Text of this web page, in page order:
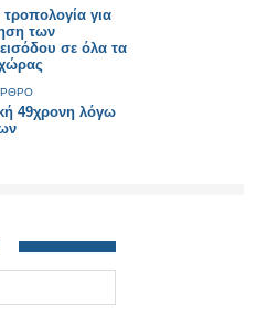
τροπολογία για
των
εισόδου σε όλα τα
49χρονη λόγω